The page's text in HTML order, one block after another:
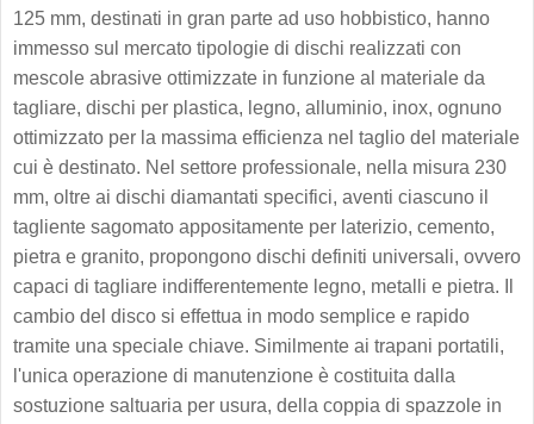
125 mm, destinati in gran parte ad uso hobbistico, hanno
immesso sul mercato tipologie di dischi realizzati con
mescole abrasive ottimizzate in funzione al materiale da
tagliare, dischi per plastica, legno, alluminio, inox, ognuno
ottimizzato per la massima efficienza nel taglio del materiale
cui è destinato. Nel settore professionale, nella misura 230
mm, oltre ai dischi diamantati specifici, aventi ciascuno il
tagliente sagomato appositamente per laterizio, cemento,
pietra e granito, propongono dischi definiti universali, ovvero
capaci di tagliare indifferentemente legno, metalli e pietra. Il
cambio del disco si effettua in modo semplice e rapido
tramite una speciale chiave. Similmente ai trapani portatili,
l'unica operazione di manutenzione è costituita dalla
sostuzione saltuaria per usura, della coppia di spazzole in